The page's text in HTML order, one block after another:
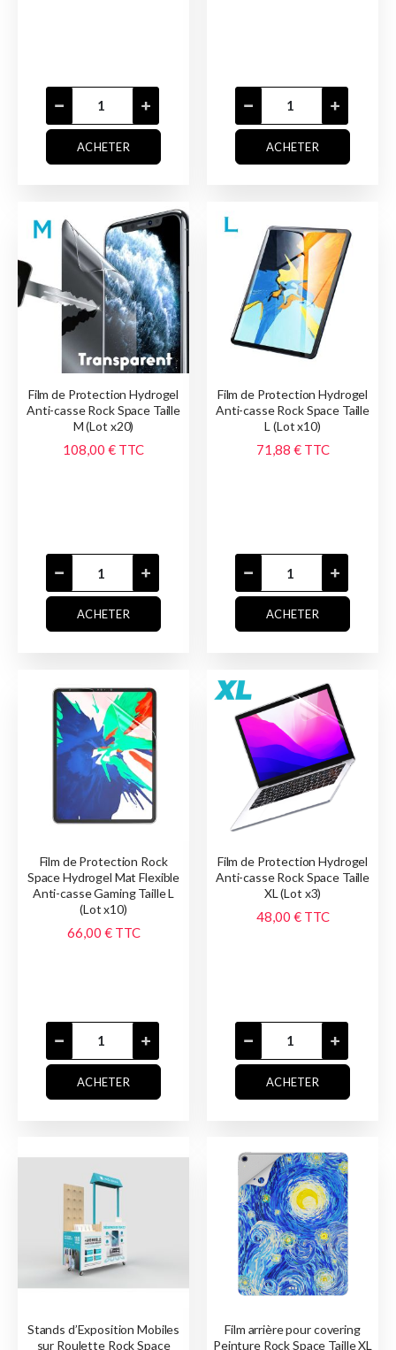
ACHETER ACHETER
Film de Protection Hydrogel
Anti-casse Rock Space Taille
M (Lot x20)
108,00 € TTC
ACHETER
Film de Protection Hydrogel
Anti-casse Rock Space Taille
L (Lot x10)
71,88 € TTC
ACHETER
Film de Protection Rock
Space Hydrogel Mat Flexible
Anti-casse Gaming Taille L
(Lot x10)
66,00 € TTC
ACHETER
Film de Protection Hydrogel
Anti-casse Rock Space Taille
XL (Lot x3)
48,00 € TTC
ACHETER
Stands d’Exposition Mobiles
sur Roulette Rock Space
Film arrière pour covering
Peinture Rock Space Taille XL